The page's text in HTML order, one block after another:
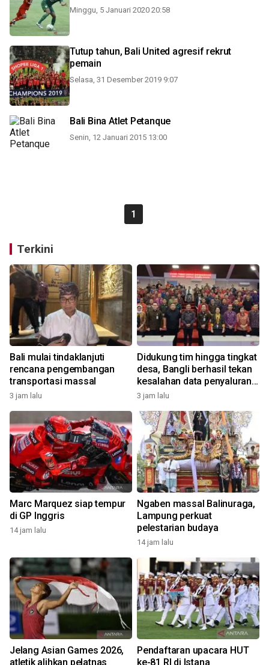
Minggu, 5 Januari 2020 20:58
Tutup tahun, Bali United agresif rekrut
pemain
Selasa, 31 Desember 2019 9:07
Bali Bina Atlet Petanque
Senin, 12 Januari 2015 13:00
1
Terkini
Bali mulai tindaklanjuti
rencana pengembangan
transportasi massal
3 jam lalu
Didukung tim hingga tingkat
desa, Bangli berhasil tekan
kesalahan data penyaluran
bansos
3 jam lalu
Marc Marquez siap tempur
di GP Inggris
14 jam lalu
Ngaben massal Balinuraga,
Lampung perkuat
pelestarian budaya
14 jam lalu
Jelang Asian Games 2026,
atletik alihkan pelatnas
Pendaftaran upacara HUT
ke-81 RI di Istana